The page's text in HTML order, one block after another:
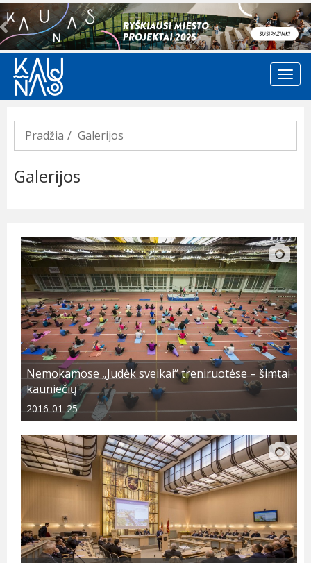
Previous
Pradžia Galerijos
Galerijos
Nemokamose „Judėk sveikai“ treniruotėse – šimtai
kauniečių
2016-01-25